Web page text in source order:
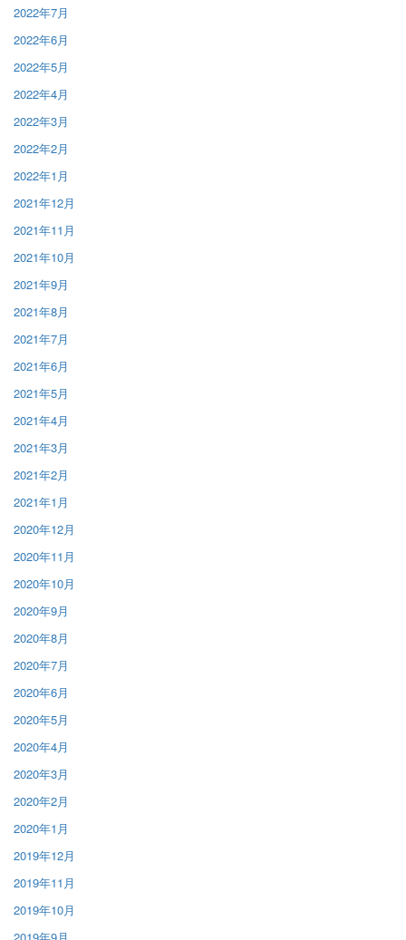
2022年7月
2022年6月
2022年5月
2022年4月
2022年3月
2022年2月
2022年1月
2021年12月
2021年11月
2021年10月
2021年9月
2021年8月
2021年7月
2021年6月
2021年5月
2021年4月
2021年3月
2021年2月
2021年1月
2020年12月
2020年11月
2020年10月
2020年9月
2020年8月
2020年7月
2020年6月
2020年5月
2020年4月
2020年3月
2020年2月
2020年1月
2019年12月
2019年11月
2019年10月